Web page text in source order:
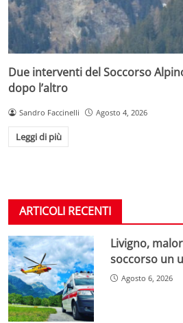
Due interventi del Soccorso
dopo l’altro
Sandro Faccinelli Agosto 4, 2026
Leggi di più
ARTICOLI RECENTI
Livigno,
soccorso un
Agosto 6, 2026